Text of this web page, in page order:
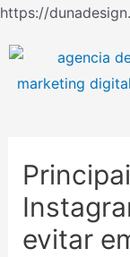
https://
evitar
de
Post